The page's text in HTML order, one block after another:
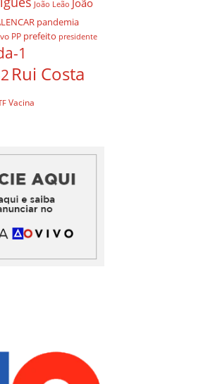
João Leão João
pandemia
PP prefeito presidente
1
Rui Costa
Vacina